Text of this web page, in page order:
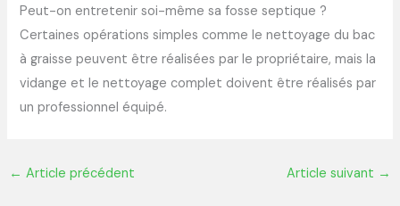
Peut-on entretenir soi-même sa fosse septique ?
Certaines opérations simples comme le nettoyage du bac
à graisse peuvent être réalisées par le propriétaire, mais la
vidange et le nettoyage complet doivent être réalisés par
un professionnel équipé.
← Article précédent Article suivant →